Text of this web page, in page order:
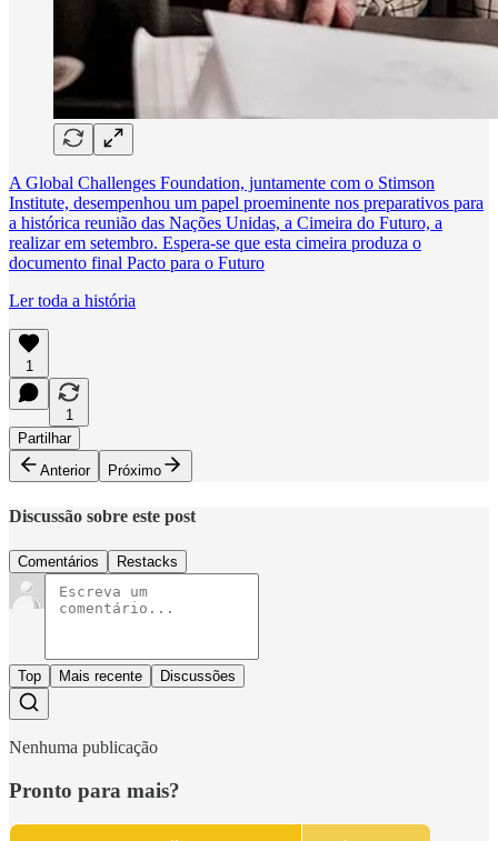
A Global Challenges Foundation, juntamente com o Stimson
Institute, desempenhou um papel proeminente nos preparativos para
a histórica reunião das Nações Unidas, a Cimeira do Futuro, a
realizar em setembro. Espera-se que esta cimeira produza o
documento final Pacto para o Futuro
Ler toda a história
1
1
Partilhar
Anterior
Próximo
Discussão sobre este post
Comentários Restacks
Top Mais recente Discussões
Nenhuma publicação
Pronto para mais?